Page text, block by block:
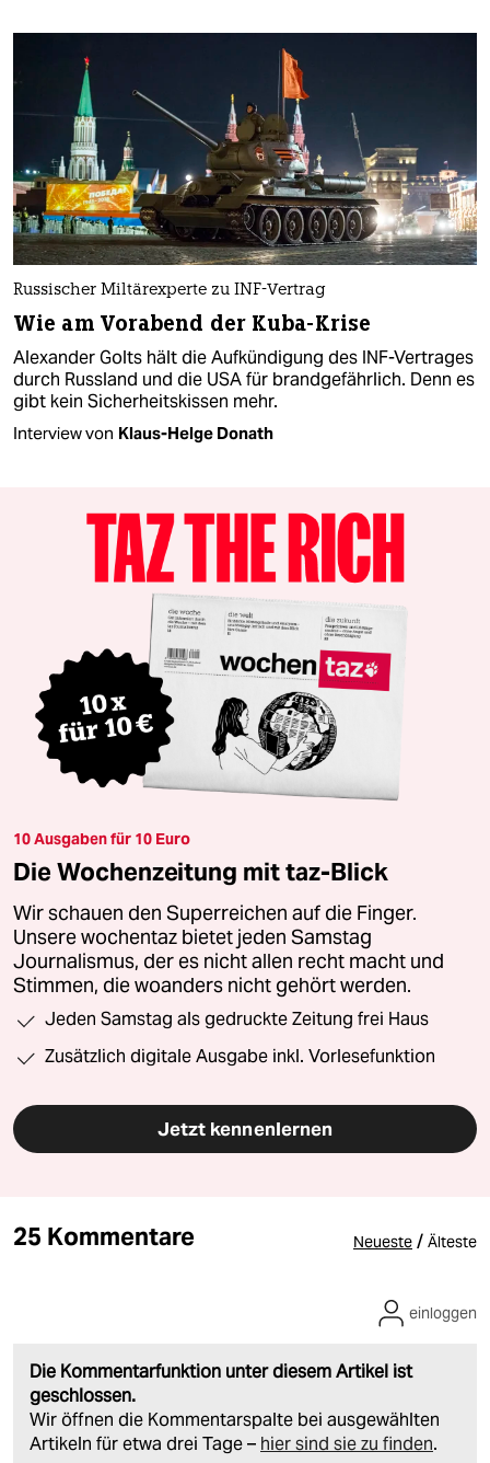
Russischer Miltärexperte zu INF-Vertrag
Wie am Vorabend der Kuba-Krise
Alexander Golts hält die Aufkündigung des INF-Vertrages
durch Russland und die USA für brandgefährlich. Denn es
gibt kein Sicherheitskissen mehr.
Interview von Klaus-Helge Donath
10 Ausgaben für 10 Euro
Die Wochenzeitung mit taz-Blick
Wir schauen den Superreichen auf die Finger.
Unsere wochentaz bietet jeden Samstag
Journalismus, der es nicht allen recht macht und
Stimmen, die woanders nicht gehört werden.
Jeden Samstag als gedruckte Zeitung frei Haus
Zusätzlich digitale Ausgabe inkl. Vorlesefunktion
Jetzt kennenlernen
25 Kommentare Neueste / Älteste
Die Kommentarfunktion unter diesem Artikel ist
geschlossen.
Wir öffnen die Kommentarspalte bei ausgewählten
Artikeln für etwa drei Tage – hier sind sie zu finden.
einloggen